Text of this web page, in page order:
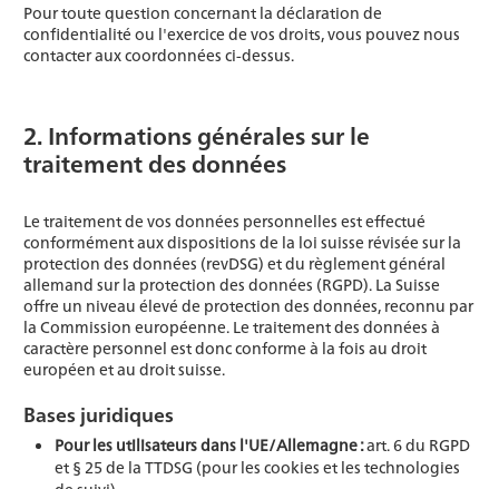
Pour toute question concernant la déclaration de
confidentialité ou l'exercice de vos droits, vous pouvez nous
contacter aux coordonnées ci-dessus.
2. Informations générales sur le
traitement des données
Le traitement de vos données personnelles est effectué
conformément aux dispositions de la loi suisse révisée sur la
protection des données (revDSG) et du règlement général
allemand sur la protection des données (RGPD). La Suisse
offre un niveau élevé de protection des données, reconnu par
la Commission européenne. Le traitement des données à
caractère personnel est donc conforme à la fois au droit
européen et au droit suisse.
Bases juridiques
Pour les utilisateurs dans l'UE/Allemagne :art. 6 du RGPD
et § 25 de la TTDSG (pour les cookies et les technologies